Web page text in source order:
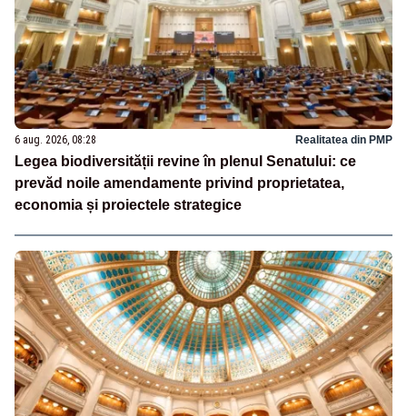
6 aug. 2026, 08:28 Realitatea din PMP
Legea biodiversității revine în plenul Senatului: ce
prevăd noile amendamente privind proprietatea,
economia și proiectele strategice